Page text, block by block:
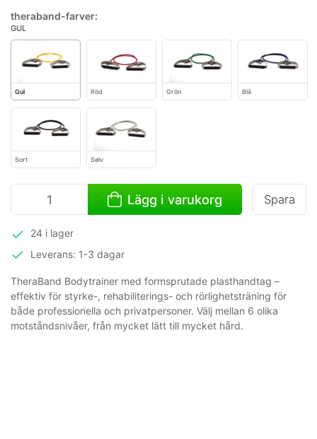
theraband-farver:
GUL
Gul Röd Grön Blå
Sort Sølv
Lägg i varukorg Spara
24 i lager
Leverans: 1-3 dagar
TheraBand Bodytrainer med formsprutade plasthandtag –
effektiv för styrke-, rehabiliterings- och rörlighetsträning för
både professionella och privatpersoner. Välj mellan 6 olika
motståndsnivåer, från mycket lätt till mycket hård.